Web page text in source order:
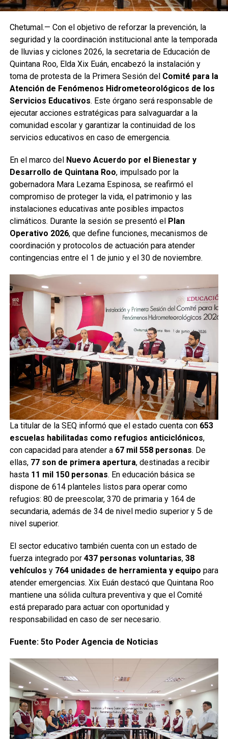
Chetumal.— Con el objetivo de reforzar la prevención, la
seguridad y la coordinación institucional ante la temporada
de lluvias y ciclones 2026, la secretaria de Educación de
Quintana Roo, Elda Xix Euán, encabezó la instalación y
toma de protesta de la Primera Sesión del Comité para la
Atención de Fenómenos Hidrometeorológicos de los
Servicios Educativos. Este órgano será responsable de
ejecutar acciones estratégicas para salvaguardar a la
comunidad escolar y garantizar la continuidad de los
servicios educativos en caso de emergencia.
En el marco del Nuevo Acuerdo por el Bienestar y
Desarrollo de Quintana Roo, impulsado por la
gobernadora Mara Lezama Espinosa, se reafirmó el
compromiso de proteger la vida, el patrimonio y las
instalaciones educativas ante posibles impactos
climáticos. Durante la sesión se presentó el Plan
Operativo 2026, que define funciones, mecanismos de
coordinación y protocolos de actuación para atender
contingencias entre el 1 de junio y el 30 de noviembre.
La titular de la SEQ informó que el estado cuenta con 653
escuelas habilitadas como refugios anticiclónicos,
con capacidad para atender a 67 mil 558 personas. De
ellas, 77 son de primera apertura, destinadas a recibir
hasta 11 mil 150 personas. En educación básica se
dispone de 614 planteles listos para operar como
refugios: 80 de preescolar, 370 de primaria y 164 de
secundaria, además de 34 de nivel medio superior y 5 de
nivel superior.
El sector educativo también cuenta con un estado de
fuerza integrado por 437 personas voluntarias, 38
vehículos y 764 unidades de herramienta y equipo para
atender emergencias. Xix Euán destacó que Quintana Roo
mantiene una sólida cultura preventiva y que el Comité
está preparado para actuar con oportunidad y
responsabilidad en caso de ser necesario.
Fuente: 5to Poder Agencia de Noticias